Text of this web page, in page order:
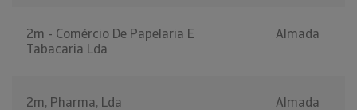
2m - Comércio De Papelaria E
Tabacaria Lda
Almada
2m, Pharma, Lda Almada